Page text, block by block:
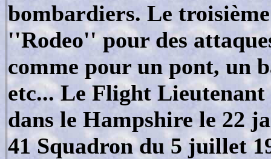
bombardiers. Le
''Rodeo'' pour des
comme pour un pont, un
etc... Le Flight
dans le Hampshire le 22
41 Squadron du 5 juillet